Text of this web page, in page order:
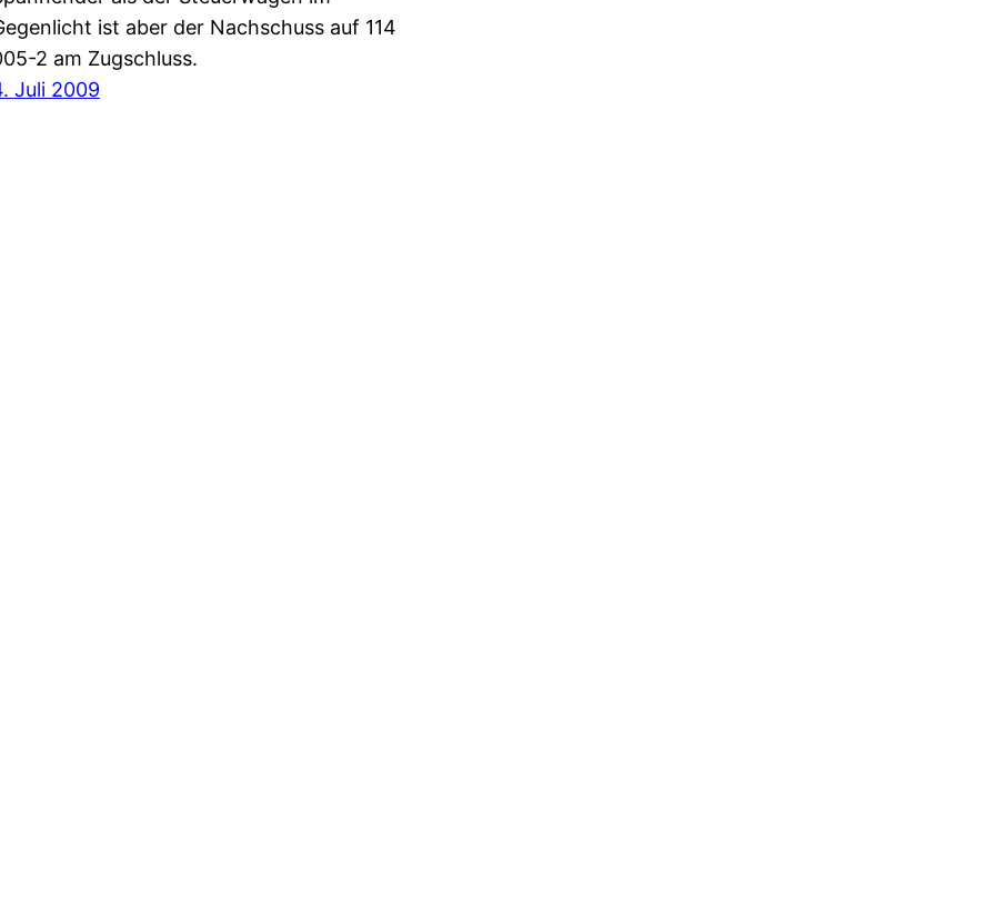
ist aber der Nachschuss auf 114
2 am Zugschluss.
Juli 2009